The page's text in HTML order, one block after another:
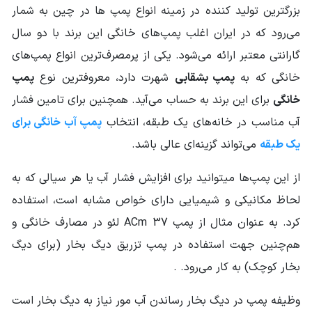
منبع انرژی
حداکثر دمای سیال
پمپ شونده
40 درجه سانتیگراد
الکتروموتور قابل
2900 دور
وزن محموله (گرم) 8400
بزرگترین تولید کننده در زمینه انواع پمپ‌ ها در چین به شمار
می‌رود که در ایران اغلب پمپ‌های خانگی این برند با دو سال
گارانتی معتبر ارائه می‌شود. یکی از پرمصرف‌ترین انواع پمپ‌های
خانگی که به پمپ بشقابی شهرت دارد، معروفترین نوع پمپ
خانگی برای این برند به‌ حساب می‌آید. همچنین برای تامین فشار
آب مناسب در خانه‌های یک طبقه، انتخاب پمپ آب خانگی برای
یک طبقه می‌تواند گزینه‌ای عالی باشد.
از این پمپ‌ها میتوانید برای افزایش فشار آب یا هر سیالی که به
لحاظ مکانیکی و شیمیایی دارای خواص مشابه است، استفاده
کرد. به‌ عنوان‌ مثال از پمپ ACm 37 لئو در مصارف خانگی و
هم‌چنین جهت استفاده در پمپ تزریق دیگ بخار (برای دیگ
بخار کوچک) به کار می‌رود. .
وظیفه پمپ در دیگ بخار رساندن آب مور نیاز به دیگ بخار است